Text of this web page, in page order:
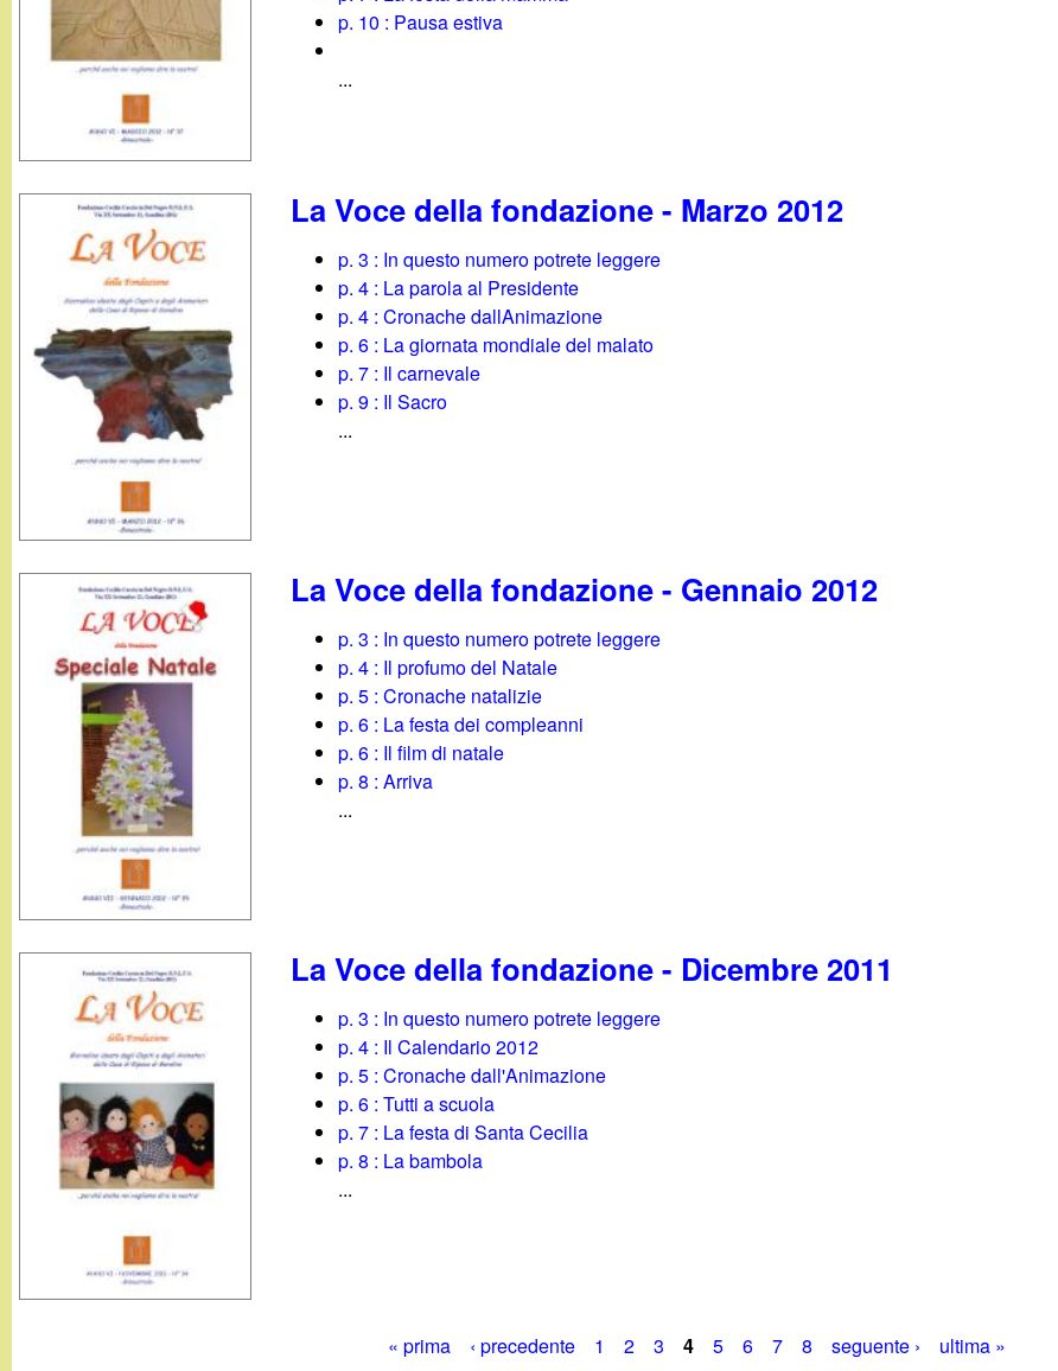
p. 10 : Pausa estiva
...
La Voce della fondazione - Marzo 2012
p. 3 : In questo numero potrete leggere
p. 4 : La parola al Presidente
p. 4 : Cronache dallAnimazione
p. 6 : La giornata mondiale del malato
p. 7 : Il carnevale
p. 9 : Il Sacro
...
La Voce della fondazione - Gennaio 2012
p. 3 : In questo numero potrete leggere
p. 4 : Il profumo del Natale
p. 5 : Cronache natalizie
p. 6 : La festa dei compleanni
p. 6 : Il film di natale
p. 8 : Arriva
...
La Voce della fondazione - Dicembre 2011
p. 3 : In questo numero potrete leggere
p. 4 : Il Calendario 2012
p. 5 : Cronache dall'Animazione
p. 6 : Tutti a scuola
p. 7 : La festa di Santa Cecilia
p. 8 : La bambola
...
« prima ‹ precedente 1 2 3 4 5 6 7 8 seguente › ultima »